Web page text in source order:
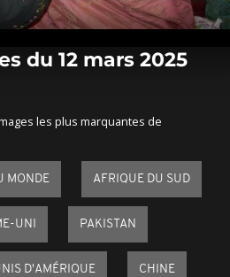
du 12 mars 2025
les plus marquantes de
MONDE AFRIQUE DU SUD
UNI PAKISTAN
D'AMÉRIQUE CHINE